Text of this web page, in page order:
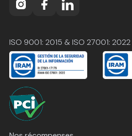
ISO 9001: 2015 & ISO 27001: 2022